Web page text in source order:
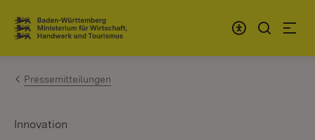
Zum Inhalt springen
Link zur Startseite
Pressemitteilungen
Innovation